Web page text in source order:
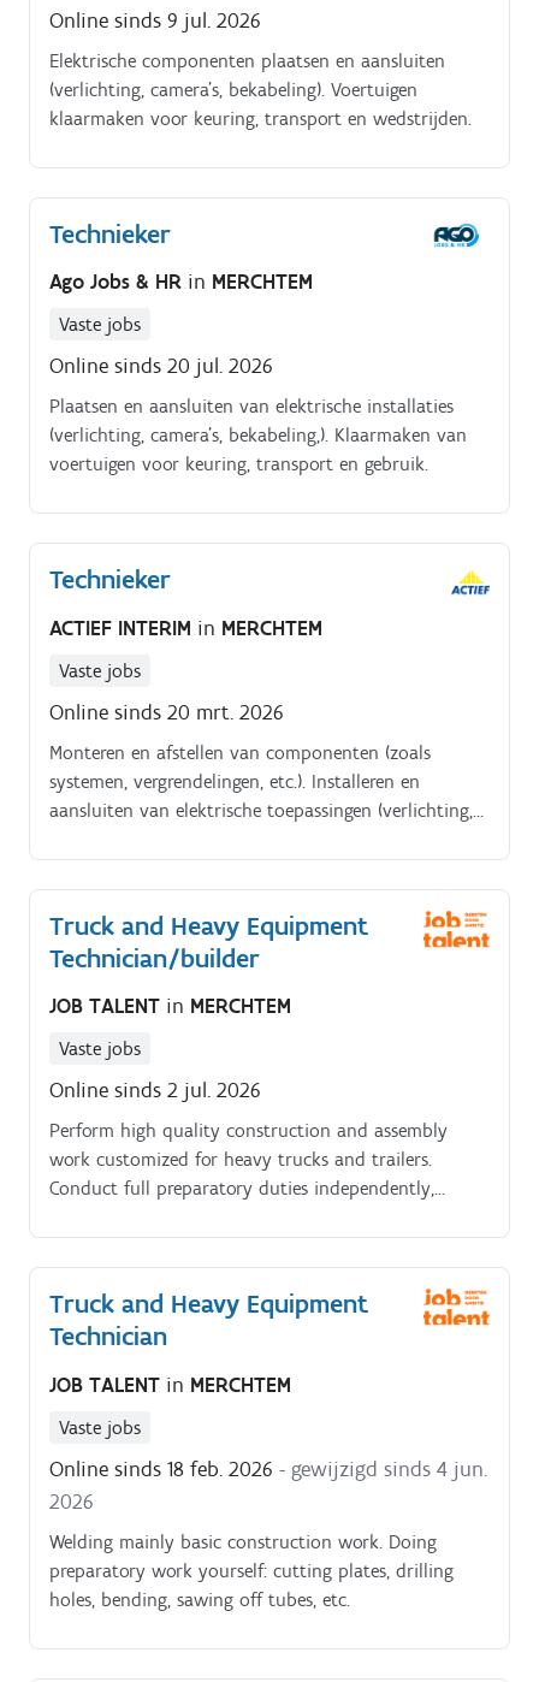
Online sinds 9 jul. 2026
Elektrische componenten plaatsen en aansluiten
(verlichting, camera’s, bekabeling). Voertuigen
klaarmaken voor keuring, transport en wedstrijden.
Technieker
Ago Jobs & HR in MERCHTEM
Vaste jobs
Online sinds 20 jul. 2026
Plaatsen en aansluiten van elektrische installaties
(verlichting, camera's, bekabeling,). Klaarmaken van
voertuigen voor keuring, transport en gebruik.
Technieker
ACTIEF INTERIM in MERCHTEM
Vaste jobs
Online sinds 20 mrt. 2026
Monteren en afstellen van componenten (zoals
systemen, vergrendelingen, etc.). Installeren en
aansluiten van elektrische toepassingen (verlichting,
Truck and Heavy Equipment
Technician/builder
JOB TALENT in MERCHTEM
Vaste jobs
Online sinds 2 jul. 2026
Perform high quality construction and assembly
work customized for heavy trucks and trailers.
Conduct full preparatory duties independently,
Truck and Heavy Equipment
Technician
JOB TALENT in MERCHTEM
Vaste jobs
Online sinds 18 feb. 2026 - gewijzigd sinds 4 jun.
2026
Welding mainly basic construction work. Doing
preparatory work yourself: cutting plates, drilling
holes, bending, sawing off tubes, etc.